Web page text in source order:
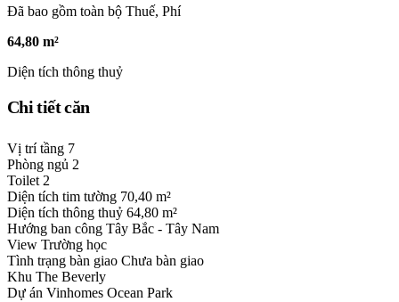
Đã bao gồm toàn bộ Thuế, Phí
64,80 m²
Diện tích thông thuỷ
Chi tiết căn
Vị trí tầng 7
Phòng ngủ 2
Toilet 2
Diện tích tim tường 70,40 m²
Diện tích thông thuỷ 64,80 m²
Hướng ban công Tây Bắc - Tây Nam
View Trường học
Tình trạng bàn giao Chưa bàn giao
Khu The Beverly
Dự án Vinhomes Ocean Park